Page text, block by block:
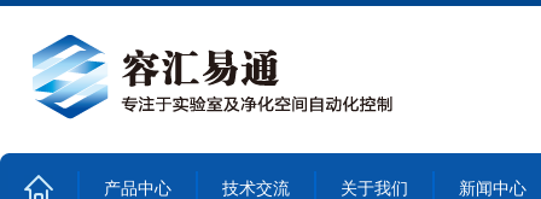
产品中心 技术交流 关于我们 新闻中心